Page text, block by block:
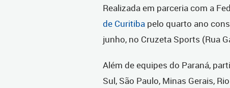
Realizada em parceria com a
de Curitiba pelo quarto ano
junho, no Cruzeta Sports (Rua
Além de equipes do Paraná,
Sul, São Paulo, Minas Gerais,